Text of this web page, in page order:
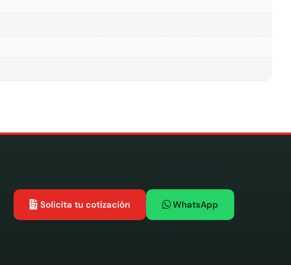
Solicita tu cotización WhatsApp